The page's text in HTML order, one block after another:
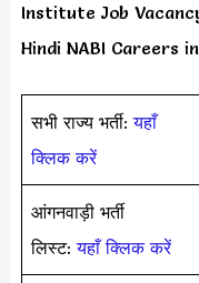
Institute Job
Hindi NABI Careers
सभी राज्य भर्ती:यहाँ
क्लिक करें
आंगनवाड़ी भर्ती
लिस्ट:यहाँ क्लिक करें